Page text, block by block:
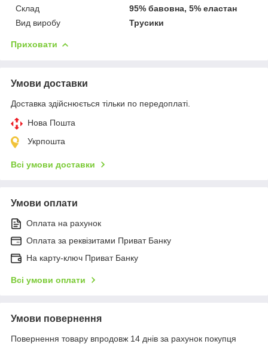
Склад
95% бавовна, 5% еластан
Вид виробу
Трусики
Приховати
Умови доставки
Доставка здійснюється тільки по передоплаті.
Нова Пошта
Укрпошта
Всі умови доставки
Умови оплати
Оплата на рахунок
Оплата за реквізитами Приват Банку
На карту-ключ Приват Банку
Всі умови оплати
Умови повернення
Повернення товару впродовж 14 днів за рахунок покупця